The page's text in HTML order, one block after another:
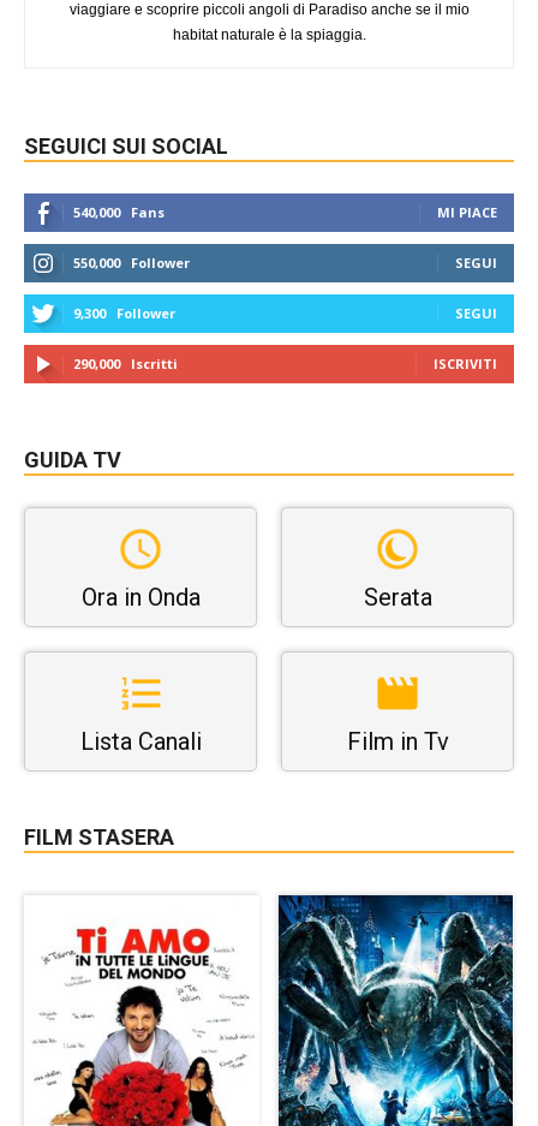
viaggiare e scoprire piccoli angoli di Paradiso anche se il mio
habitat naturale è la spiaggia.
SEGUICI SUI SOCIAL
540,000 Fans MI PIACE
550,000 Follower SEGUI
9,300 Follower SEGUI
290,000 Iscritti ISCRIVITI
GUIDA TV
Ora in Onda Serata
Lista Canali Film in Tv
FILM STASERA